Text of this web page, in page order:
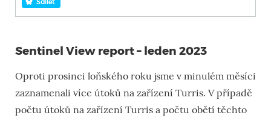
Sdílet
Sentinel View report – leden 2023
Oproti prosinci loňského roku jsme v minulém měsíci
zaznamenali více útoků na zařízení Turris. V případě
počtu útoků na zařízení Turris a počtu obětí těchto